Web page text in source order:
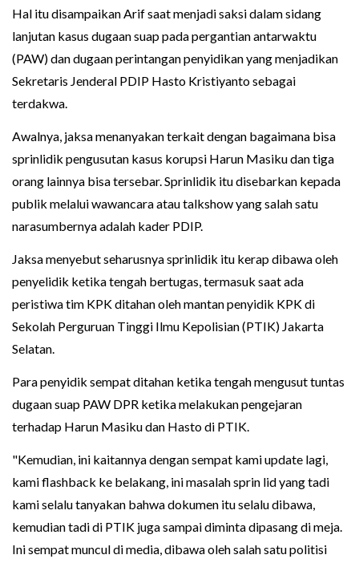
Hal itu disampaikan Arif saat menjadi saksi dalam sidang
lanjutan kasus dugaan suap pada pergantian antarwaktu
(PAW) dan dugaan perintangan penyidikan yang menjadikan
Sekretaris Jenderal PDIP Hasto Kristiyanto sebagai
terdakwa.
Awalnya, jaksa menanyakan terkait dengan bagaimana bisa
sprinlidik pengusutan kasus korupsi Harun Masiku dan tiga
orang lainnya bisa tersebar. Sprinlidik itu disebarkan kepada
publik melalui wawancara atau talkshow yang salah satu
narasumbernya adalah kader PDIP.
Jaksa menyebut seharusnya sprinlidik itu kerap dibawa oleh
penyelidik ketika tengah bertugas, termasuk saat ada
peristiwa tim KPK ditahan oleh mantan penyidik KPK di
Sekolah Perguruan Tinggi Ilmu Kepolisian (PTIK) Jakarta
Selatan.
Para penyidik sempat ditahan ketika tengah mengusut tuntas
dugaan suap PAW DPR ketika melakukan pengejaran
terhadap Harun Masiku dan Hasto di PTIK.
"Kemudian, ini kaitannya dengan sempat kami update lagi,
kami flashback ke belakang, ini masalah sprin lid yang tadi
kami selalu tanyakan bahwa dokumen itu selalu dibawa,
kemudian tadi di PTIK juga sampai diminta dipasang di meja.
Ini sempat muncul di media, dibawa oleh salah satu politisi